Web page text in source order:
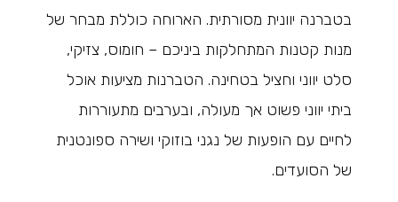
בטברנה יוונית מסורתית. הארוחה כוללת מבחר של
מנות קטנות המתחלקות ביניכם – חומוס, צזיקי,
סלט יווני וחציל בטחינה. הטברנות מציעות אוכל
ביתי יווני פשוט אך מעולה, ובערבים מתעוררות
לחיים עם הופעות של נגני בוזוקי ושירה ספונטנית
של הסועדים.